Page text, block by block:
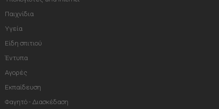
Παιχνίδια
Υγεία
Είδη σπιτιού
Έντυπα
Αγορές
Εκπαίδευση
Φαγητό - Διασκέδαση